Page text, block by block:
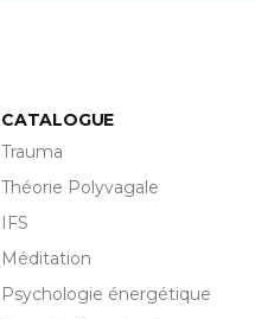
CATALOGUE
Trauma
Théorie Polyvagale
IFS
Méditation
Psychologie énergétique